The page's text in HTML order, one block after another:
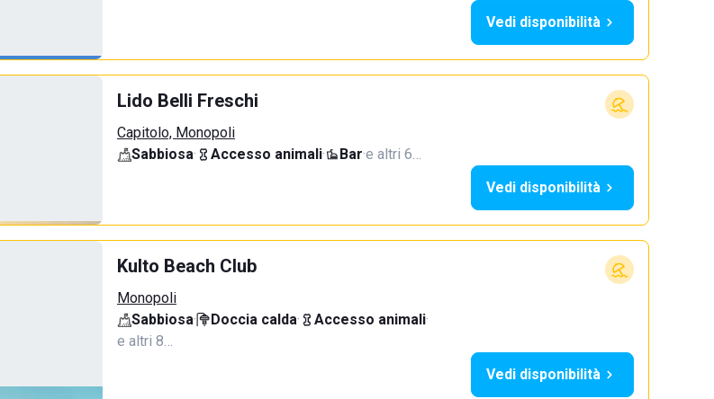
Vedi disponibilità
Lido Belli Freschi
Capitolo, Monopoli
Sabbiosa· Accesso animali· Bar·e altri 6…
Vedi disponibilità
Kulto Beach Club
Monopoli
Sabbiosa· Doccia calda· Accesso animali·
e altri 8…
Vedi disponibilità